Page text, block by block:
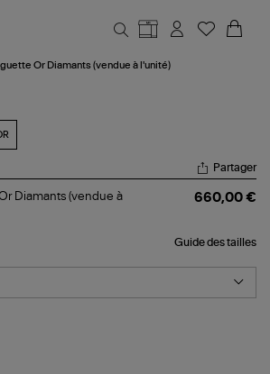
Or Diamants (vendue à l'unité)
Partager
Diamants (vendue à
660,00 €
Guide des tailles